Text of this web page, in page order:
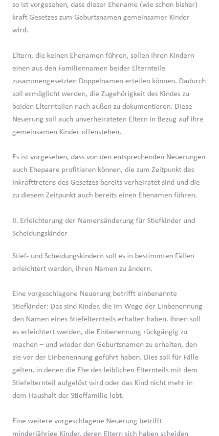
so ist vorgesehen, dass dieser Ehename (wie schon bisher)
kraft Gesetzes zum Geburtsnamen gemeinsamer Kinder
wird.
Eltern, die keinen Ehenamen führen, sollen ihren Kindern
einen aus den Familiennamen beider Elternteile
zusammengesetzten Doppelnamen erteilen können. Dadurch
soll ermöglicht werden, die Zugehörigkeit des Kindes zu
beiden Elternteilen nach außen zu dokumentieren. Diese
Neuerung soll auch unverheirateten Eltern in Bezug auf ihre
gemeinsamen Kinder offenstehen.
Es ist vorgesehen, dass von den entsprechenden Neuerungen
auch Ehepaare profitieren können, die zum Zeitpunkt des
Inkrafttretens des Gesetzes bereits verheiratet sind und die
zu diesem Zeitpunkt auch bereits einen Ehenamen führen.
II. Erleichterung der Namensänderung für Stiefkinder und
Scheidungskinder
Stief- und Scheidungskindern soll es in bestimmten Fällen
erleichtert werden, ihren Namen zu ändern.
Eine vorgeschlagene Neuerung betrifft einbenannte
Stiefkinder: Das sind Kinder, die im Wege der Einbenennung
den Namen eines Stiefelternteils erhalten haben. Ihnen soll
es erleichtert werden, die Einbenennung rückgängig zu
machen – und wieder den Geburtsnamen zu erhalten, den
sie vor der Einbenennung geführt haben. Dies soll für Fälle
gelten, in denen die Ehe des leiblichen Elternteils mit dem
Stiefelternteil aufgelöst wird oder das Kind nicht mehr in
dem Haushalt der Stieffamilie lebt.
Eine weitere vorgeschlagene Neuerung betrifft
minderjährige Kinder, deren Eltern sich haben scheiden